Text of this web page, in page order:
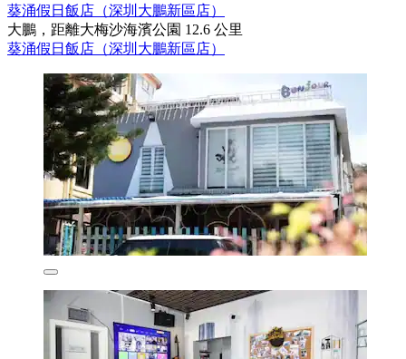
葵涌假日飯店（深圳大鵬新區店）
大鵬，距離大梅沙海濱公園 12.6 公里
葵涌假日飯店（深圳大鵬新區店）